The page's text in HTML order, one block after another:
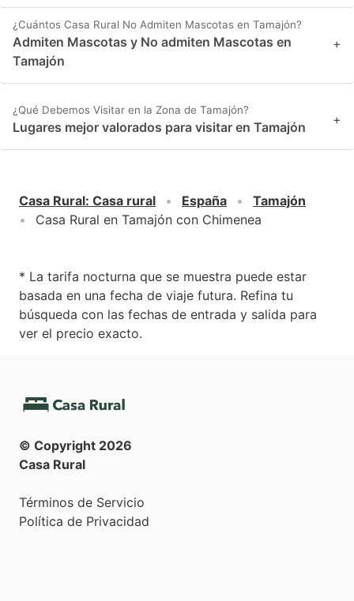
¿Cuántos Casa Rural No Admiten Mascotas en Tamajón?
Admiten Mascotas y No admiten Mascotas en
Tamajón
+
¿Qué Debemos Visitar en la Zona de Tamajón?
Lugares mejor valorados para visitar en Tamajón +
Casa Rural: Casa rural España
Tamajón
Casa Rural en Tamajón con Chimenea
* La tarifa nocturna que se muestra puede estar
basada en una fecha de viaje futura. Refina tu
búsqueda con las fechas de entrada y salida para
ver el precio exacto.
© Copyright 2026
Casa Rural
Términos de Servicio
Política de Privacidad